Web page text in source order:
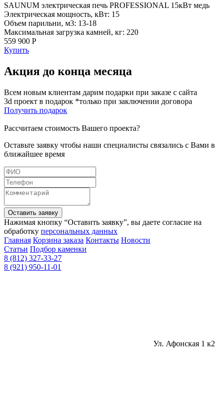
SAUNUM электрическая печь PROFESSIONAL 15кВт медь
Электрическая мощность, кВт: 15
Объем парильни, м3: 13-18
Максимальная загрузка камней, кг: 220
559 900 Р
Купить
Акция до конца месяца
Всем новым клиентам дарим подарки при заказе с сайта
3d проект в подарок *только при заключении договора
Получить подарок
Рассчитаем стоимость Вашего проекта?
Оставьте заявку чтобы наши специалисты связались с Вами в
ближайшее время
Оставить заявку
Нажимая кнопку “Оставить заявку”, вы даете согласие на
обработку персональных данных
Главная Корзина заказа Контакты Новости
Статьи Подбор каменки
8 (812) 327-33-27
8 (921) 950-11-01
Ул. Афонская 1 к2